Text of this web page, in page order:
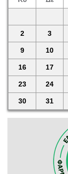
2 3
9 10
16 17
23 24
30 31